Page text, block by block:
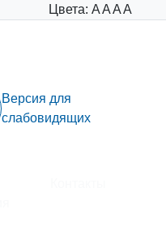
Цвета: AAAA
Версия для
слабовидящих